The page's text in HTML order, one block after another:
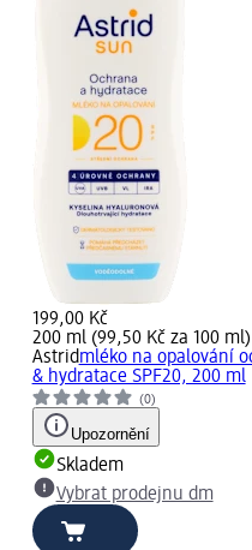
199,00 Kč
200 ml (99,50 Kč za 100 ml)
Astridmléko na opalování
& hydratace SPF20, 200 ml
(0)
Upozornění
Skladem
Vybrat prodejnu dm